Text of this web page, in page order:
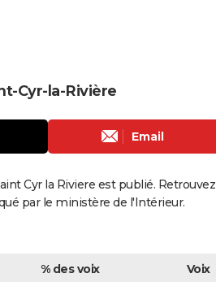
Cyr-la-Rivière
Email
Cyr la Riviere est publié. Retrouvez
par le ministère de l'Intérieur.
% des voix
Voix